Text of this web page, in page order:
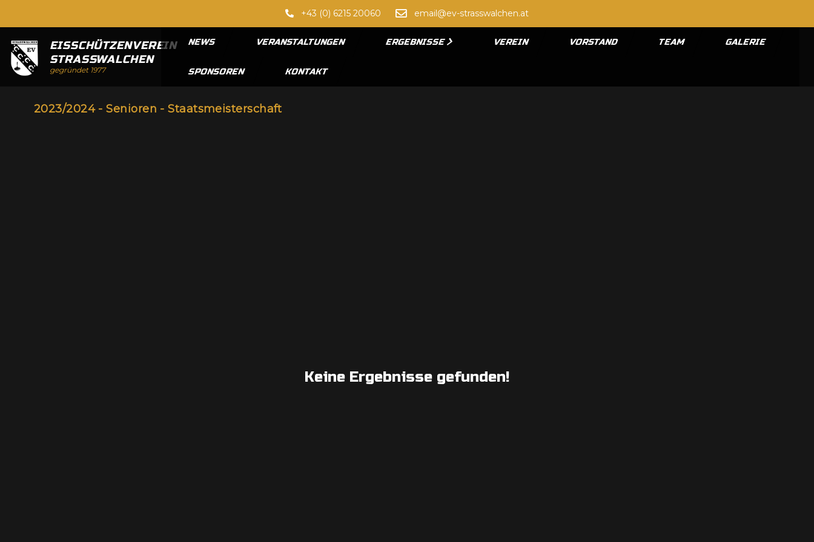
+43 (0) 6215 20060 email@ev-strasswalchen.at
EISSCHÜTZENVEREIN
STRASSWALCHEN
gegründet 1977
NEWS VERANSTALTUNGEN ERGEBNISSE VEREIN VORSTAND TEAM GALERIE
SPONSOREN KONTAKT
2023/2024 - Senioren - Staatsmeisterschaft
Keine Ergebnisse gefunden!